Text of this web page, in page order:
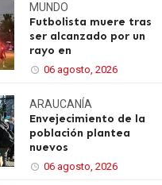
MUNDO
Futbolista muere tras
ser alcanzado por un
rayo en
06 agosto, 2026
ARAUCANÍA
Envejecimiento de la
población plantea
nuevos
06 agosto, 2026